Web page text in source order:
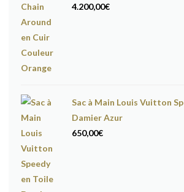
4.200,00€
Sac à Main Louis Vuitton
Damier Azur
650,00€